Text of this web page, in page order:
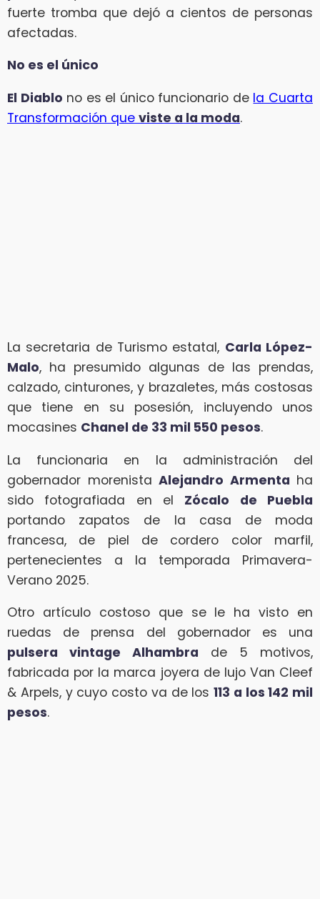
fuerte tromba que dejó a cientos de personas
afectadas.
No es el único
El Diablo no es el único funcionario de la Cuarta
Transformación que viste a la moda.
La secretaria de Turismo estatal, Carla López-
Malo, ha presumido algunas de las prendas,
calzado, cinturones, y brazaletes, más costosas
que tiene en su posesión, incluyendo unos
mocasines Chanel de 33 mil 550 pesos.
La funcionaria en la administración del
gobernador morenista Alejandro Armenta ha
sido fotografiada en el Zócalo de Puebla
portando zapatos de la casa de moda
francesa, de piel de cordero color marfil,
pertenecientes a la temporada Primavera-
Verano 2025.
Otro artículo costoso que se le ha visto en
ruedas de prensa del gobernador es una
pulsera vintage Alhambra de 5 motivos,
fabricada por la marca joyera de lujo Van Cleef
& Arpels, y cuyo costo va de los 113 a los 142 mil
pesos.